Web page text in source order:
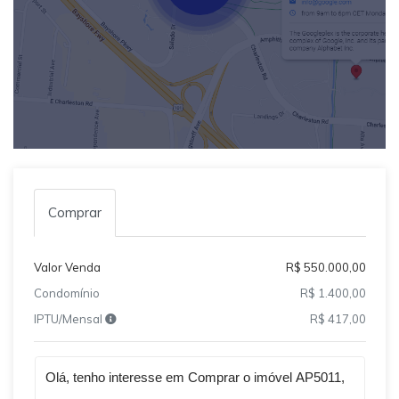
Comprar
Valor Venda
R$ 550.000,00
Condomínio
R$ 1.400,00
IPTU/Mensal
R$ 417,00